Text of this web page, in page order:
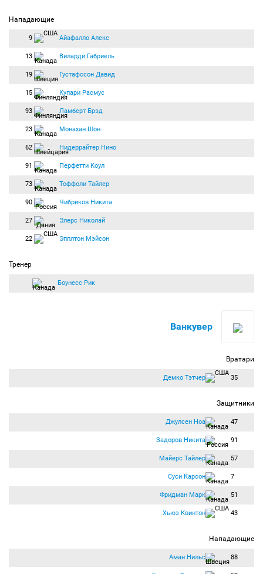
Нападающие
9 Айафалло Алекс
13 Виларди Габриель
19 Густафссон Давид
15 Купари Расмус
93 Ламберт Брэд
23 Монахан Шон
62 Нидеррайтер Нино
91 Перфетти Коул
73 Тоффоли Тайлер
90 Чибриков Никита
27 Элерс Николай
22 Эпплтон Мэйсон
Тренер
Боунесс Рик
Ванкувер
Вратари
Демко Тэтчер 35
Защитники
Джулсен Ноа 47
Задоров Никита 91
Майерс Тайлер 57
Суси Карсон 7
Фридман Марк 51
Хьюз Квинтон 43
Нападающие
Аман Нильс 88